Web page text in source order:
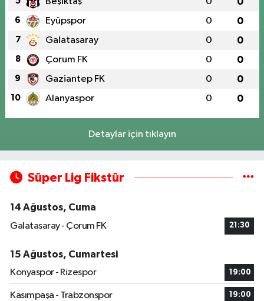
6 Eyüpspor 0 0
7 Galatasaray 0 0
8 Çorum FK 0 0
9 Gaziantep FK 0 0
10 Alanyaspor 0 0
Detaylar için tıklayın
Süper Lig Fikstür
14 Ağustos, Cuma
Galatasaray - Çorum FK
21:30
15 Ağustos, Cumartesi
Konyaspor - Rizespor
19:00
Kasımpaşa - Trabzonspor 19:00